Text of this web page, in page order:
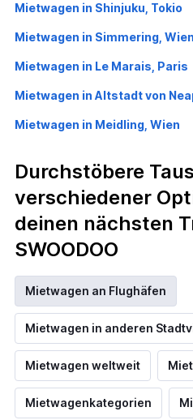
Mietwagen in Shinjuku, Tokio
Mietwagen in Simmering, Wien
Mietwagen in Le Marais, Paris
Mietwagen in Altstadt von
Mietwagen in Meidling, Wien
Durchstöbere
verschiedener
deinen nächsten
SWOODOO
Mietwagen an Flughäfen
Mietwagen in anderen
Mietwagen weltweit
Mietwagenkategorien